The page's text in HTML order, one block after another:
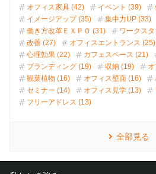
オフィス家具 (42)
イベント (39)
イメージアップ (35)
集中力UP (33)
働き方改革ＥＸＰＯ (31)
ワークス
改善 (27)
オフィスエントランス (25)
心理効果 (22)
カフェスペース (21)
ブランディング (19)
収納 (19)
観葉植物 (16)
オフィス壁面 (16)
セミナー (14)
オフィス見学 (13)
フリーアドレス (13)
全部見る